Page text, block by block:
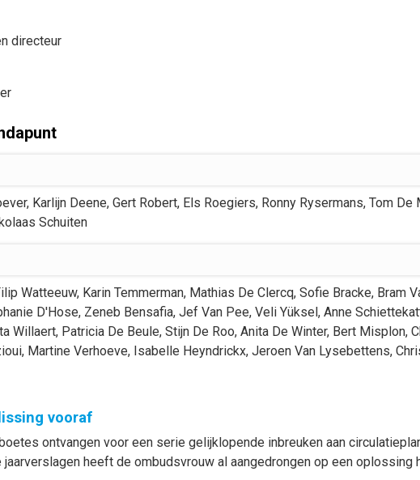
directeur
, Karlijn Deene, Gert Robert, Els Roegiers, Ronny Rysermans, Tom De
Schuiten
Watteeuw, Karin Temmerman, Mathias De Clercq, Sofie Bracke, Bram
D'Hose, Zeneb Bensafia, Jef Van Pee, Veli Yüksel, Anne
Willaert, Patricia De Beule, Stijn De Roo, Anita De Winter, Bert Misplon,
, Martine Verhoeve, Isabelle Heyndrickx, Jeroen Van Lysebettens,
vooraf
ontvangen voor een serie gelijklopende inbreuken aan
heeft de ombudsvrouw al aangedrongen op een oplossing